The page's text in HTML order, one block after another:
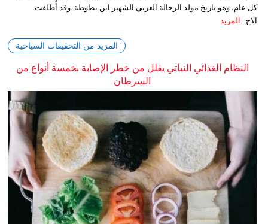
كل عام، وهو تاريخ مولد الرحالة العربي الشهير ابن بطوطة. وقد أُطلقت
الاح... المزيد
المزيد من التحقيقات السياحية
النظام الغذائي النباتي يقلل من خطر الإصابة بخمسة أنواع من
السرطان